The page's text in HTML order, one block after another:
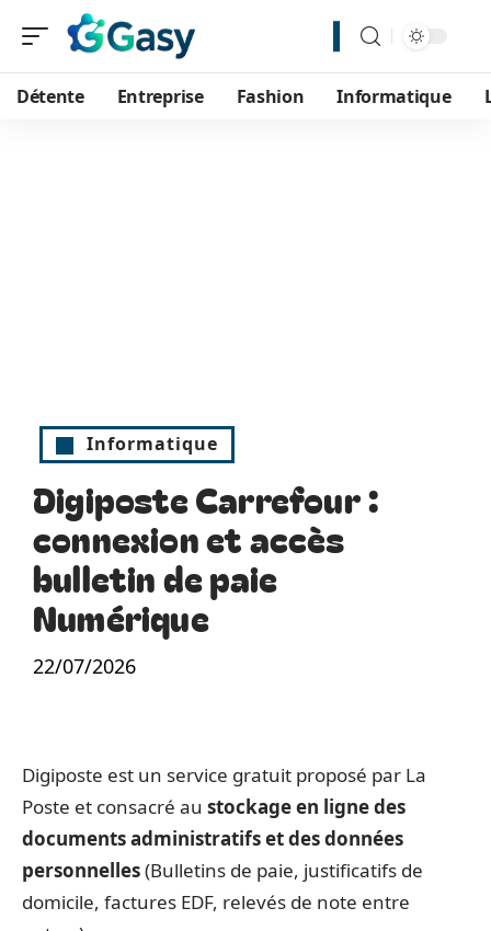
Détente Entreprise Fashion Informatique
Informatique
Digiposte Carrefour :
connexion et accès
bulletin de paie
Numérique
22/07/2026
Digiposte est un service gratuit proposé par La
Poste et consacré au stockage en ligne des
documents administratifset des données
personnelles(Bulletins de paie, justificatifs de
domicile, factures EDF, relevés de note entre